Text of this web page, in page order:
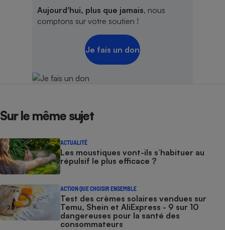
Aujourd'hui, plus que jamais, nous
comptons sur votre soutien !
Je fais un don
Sur le même sujet
ACTUALITÉ
Les moustiques vont-ils s’habituer au
répulsif le plus efficace ?
ACTION QUE CHOISIR ENSEMBLE
Test des crèmes solaires vendues sur
Temu, Shein et AliExpress - 9 sur 10
dangereuses pour la santé des
consommateurs